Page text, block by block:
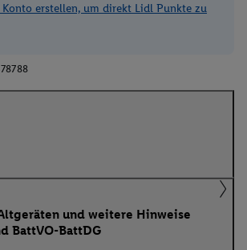
erstellen, um direkt Lidl Punkte zu
und weitere Hinweise
BattVO-BattDG